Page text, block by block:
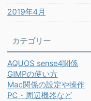
2019年4月
カテゴリー
AQUOS sense4関係
GIMPの使い方
Mac関係の設定や操作
PC・周辺機器など